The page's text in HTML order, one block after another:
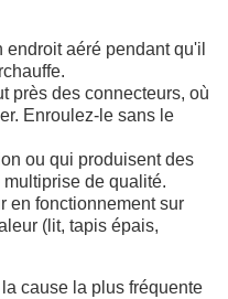
aéré pendant qu'il
près des connecteurs, où
Enroulez-le sans le
ou qui produisent des
de qualité.
en fonctionnement sur
(lit, tapis épais,
cause la plus fréquente